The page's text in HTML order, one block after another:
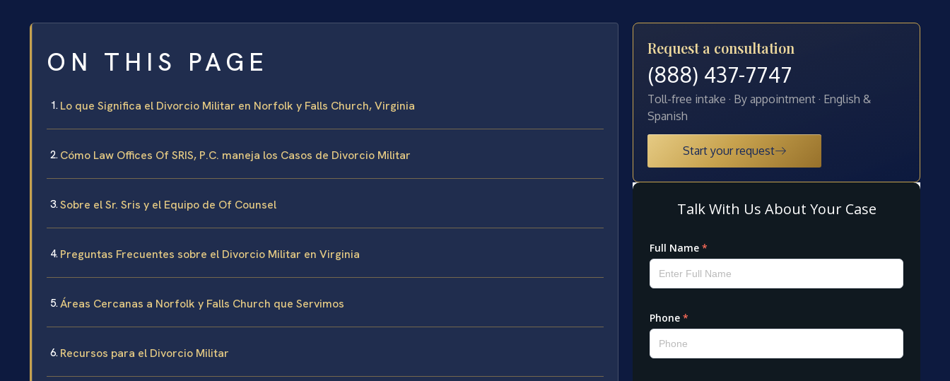
ON THIS PAGE
Lo que Significa el Divorcio Militar en Norfolk y Falls Church, Virginia
Cómo Law Offices Of SRIS, P.C. maneja los Casos de Divorcio Militar
Sobre el Sr. Sris y el Equipo de Of Counsel
Preguntas Frecuentes sobre el Divorcio Militar en Virginia
Áreas Cercanas a Norfolk y Falls Church que Servimos
Recursos para el Divorcio Militar
Request a consultation
(888) 437-7747
Toll-free intake · By appointment · English &
Spanish
Start your request